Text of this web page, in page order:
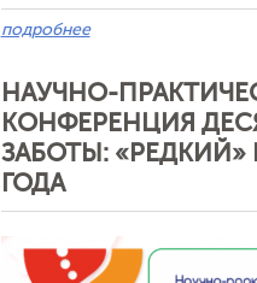
подробнее
НАУЧНО-
КОНФЕРЕНЦИЯ
ЗАБОТЫ: «РЕДКИЙ»
ГОДА
Отменить